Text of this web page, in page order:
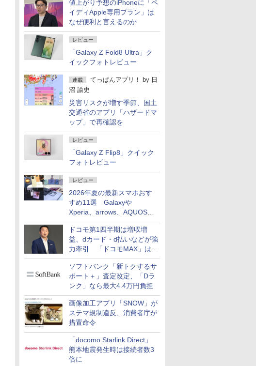
値上がり予想のiPhoneに「ペ
イディApple専用プラン」は
なぜ便利と言えるのか
レビュー
「Galaxy Z Fold8 Ultra」ク
イックフォトレビュー
連載 てっぱんアプリ！ by 日
沼 諭史
災害リスクが増す季節、国土
交通省のアプリ「ハザードマ
ップ」で再確認を
レビュー
「Galaxy Z Flip8」クイック
フォトレビュー
レビュー
2026年夏の最新スマホおす
すめ11選 Galaxyや
Xperia、arrows、AQUOSな
ど注目機種の特徴は
ドコモ第1四半期は増収増
益、dカード・d払いなどが強
力牽引 「ドコモMAX」は
400万契約突破
ソフトバンク「新トクするサ
ポート＋」査定改定、「Dラ
ンク」なら最大4.4万円負担
画像加工アプリ「SNOW」が
ステマ規制違反、消費者庁が
措置命令
「docomo Starlink Direct」
熊本地震発生時は接続者数3
倍に